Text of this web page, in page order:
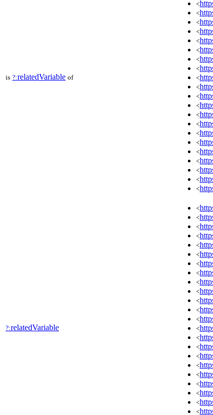
is ?:relatedVariable of
<
<
<
<
<
<
<
<
<
<
<
<
<
<
<
<
<
<
<
<
<
?:relatedVariable
<
<
<
<
<
<
<
<
<
<
<
<
<
<
<
<
<
<
<
<
<
<
<